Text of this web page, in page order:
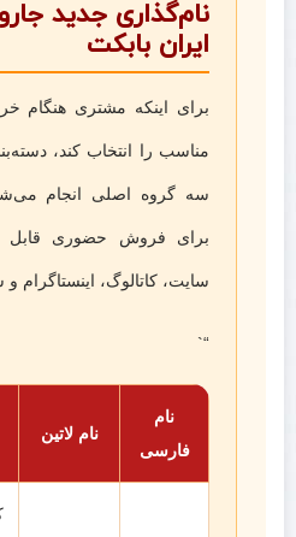
نام‌گذاری جدید
ایران بابکت
برای اینکه مشتری هنگام
مناسب را انتخاب کند،
سه گروه اصلی انجام
برای فروش حضوری قابل
سایت، کاتالوگ، اینستاگرام و
“`
نام
فارسی
نام لاتین